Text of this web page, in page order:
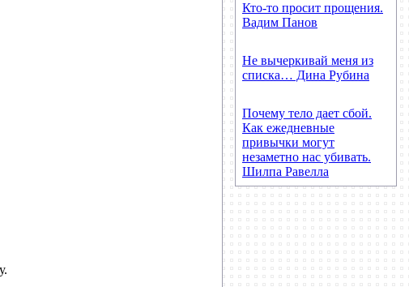
Кто-то просит прощения.
Вадим Панов
Не вычеркивай меня из
списка… Дина Рубина
Почему тело дает сбой.
Как ежедневные
привычки могут
незаметно нас убивать.
Шилпа Равелла